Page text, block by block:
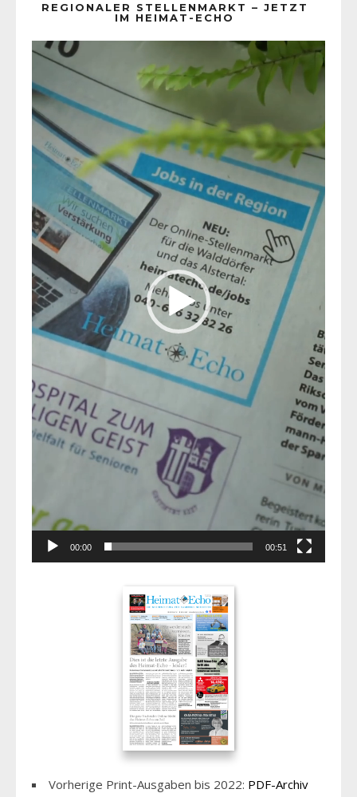
REGIONALER STELLENMARKT – JETZT
IM HEIMAT-ECHO
Player
00:00 00:51
Vorherige Print-Ausgaben bis 2022: PDF-Archiv